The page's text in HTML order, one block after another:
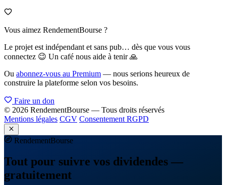
Vous aimez RendementBourse ?
Le projet est indépendant et sans pub… dès que vous vous
connectez 😉 Un café nous aide à tenir 🙏
Ou abonnez-vous au Premium — nous serions heureux de
construire la plateforme selon vos besoins.
Faire un don
© 2026 RendementBourse — Tous droits réservés
Mentions légales CGV Consentement RGPD
RendementBourse
Tout pour suivre vos dividendes —
gratuitement